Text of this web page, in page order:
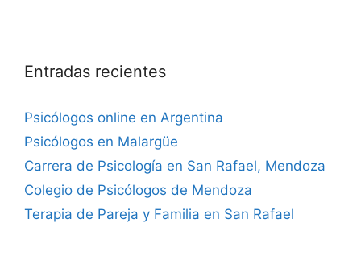
Entradas recientes
Psicólogos online en Argentina
Psicólogos en Malargüe
Carrera de Psicología en San Rafael, Mendoza
Colegio de Psicólogos de Mendoza
Terapia de Pareja y Familia en San Rafael